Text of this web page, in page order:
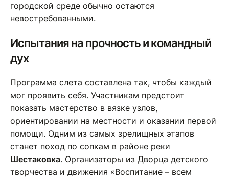
городской среде обычно остаются
невостребованными.
Испытания на прочность и командный
дух
Программа слета составлена так, чтобы каждый
мог проявить себя. Участникам предстоит
показать мастерство в вязке узлов,
ориентировании на местности и оказании первой
помощи. Одним из самых зрелищных этапов
станет поход по сопкам в районе реки
Шестаковка. Организаторы из Дворца детского
творчества и движения «Воспитание – всем